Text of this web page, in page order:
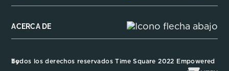
ACERCA DE
Todos los derechos reservados Time Square 2022 Empowered by